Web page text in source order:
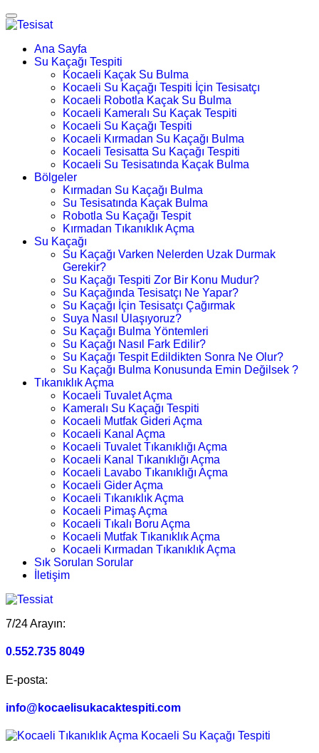
Ana Sayfa
Su Kaçağı Tespiti
Kocaeli Kaçak Su Bulma
Kocaeli Su Kaçağı Tespiti İçin Tesisatçı
Kocaeli Robotla Kaçak Su Bulma
Kocaeli Kameralı Su Kaçak Tespiti
Kocaeli Su Kaçağı Tespiti
Kocaeli Kırmadan Su Kaçağı Bulma
Kocaeli Tesisatta Su Kaçağı Tespiti
Kocaeli Su Tesisatında Kaçak Bulma
Bölgeler
Kırmadan Su Kaçağı Bulma
Su Tesisatında Kaçak Bulma
Robotla Su Kaçağı Tespit
Kırmadan Tıkanıklık Açma
Su Kaçağı
Su Kaçağı Varken Nelerden Uzak Durmak
Gerekir?
Su Kaçağı Tespiti Zor Bir Konu Mudur?
Su Kaçağında Tesisatçı Ne Yapar?
Su Kaçağı İçin Tesisatçı Çağırmak
Suya Nasıl Ulaşıyoruz?
Su Kaçağı Bulma Yöntemleri
Su Kaçağı Nasıl Fark Edilir?
Su Kaçağı Tespit Edildikten Sonra Ne Olur?
Su Kaçağı Bulma Konusunda Emin Değilsek ?
Tıkanıklık Açma
Kocaeli Tuvalet Açma
Kameralı Su Kaçağı Tespiti
Kocaeli Mutfak Gideri Açma
Kocaeli Kanal Açma
Kocaeli Tuvalet Tıkanıklığı Açma
Kocaeli Kanal Tıkanıklığı Açma
Kocaeli Lavabo Tıkanıklığı Açma
Kocaeli Gider Açma
Kocaeli Tıkanıklık Açma
Kocaeli Pimaş Açma
Kocaeli Tıkalı Boru Açma
Kocaeli Mutfak Tıkanıklık Açma
Kocaeli Kırmadan Tıkanıklık Açma
Sık Sorulan Sorular
İletişim
7/24 Arayın:
0.552.735 8049
E-posta:
info@kocaelisukacaktespiti.com